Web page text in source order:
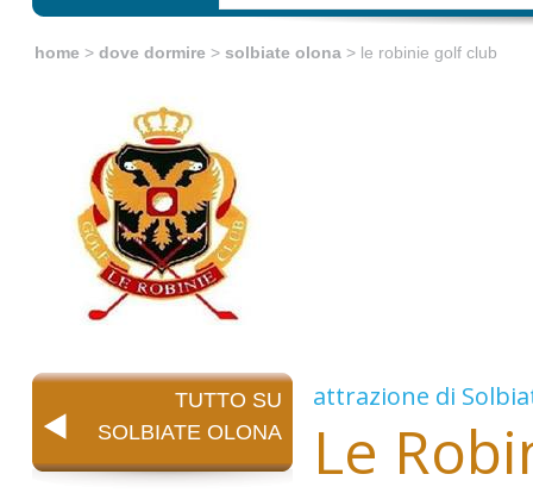
home > dove dormire > solbiate olona > le robinie golf club
TUTTO SU
SOLBIATE OLONA
attrazione di
Le